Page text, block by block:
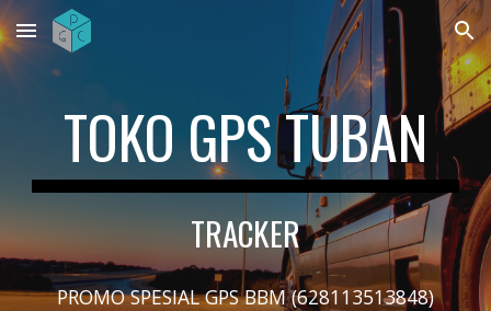
Skip to main content Skip to navigation
TOKO GPS TUBAN
TRACKER
PROMO SPESIAL GPS BBM (628113513848)